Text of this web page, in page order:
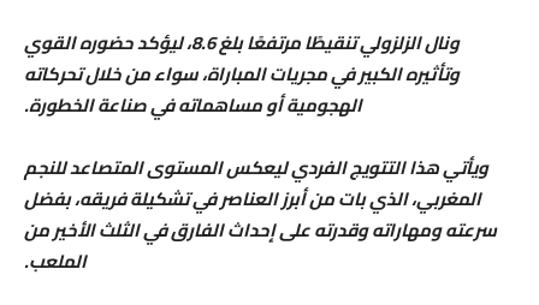
ونال الزلزولي تنقيطًا مرتفعًا بلغ 8.6، ليؤكد حضوره القوي
وتأثيره الكبير في مجريات المباراة، سواء من خلال تحركاته
الهجومية أو مساهماته في صناعة الخطورة.
ويأتي هذا التتويج الفردي ليعكس المستوى المتصاعد للنجم
المغربي، الذي بات من أبرز العناصر في تشكيلة فريقه، بفضل
سرعته ومهاراته وقدرته على إحداث الفارق في الثلث الأخير من
الملعب.